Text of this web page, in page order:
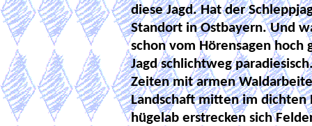
diese Jagd. Hat der
Standort in Ostbayern. Und
schon vom Hörensagen
Jagd schlichtweg
Zeiten mit armen
Landschaft mitten im dichten
hügelab erstrecken sich